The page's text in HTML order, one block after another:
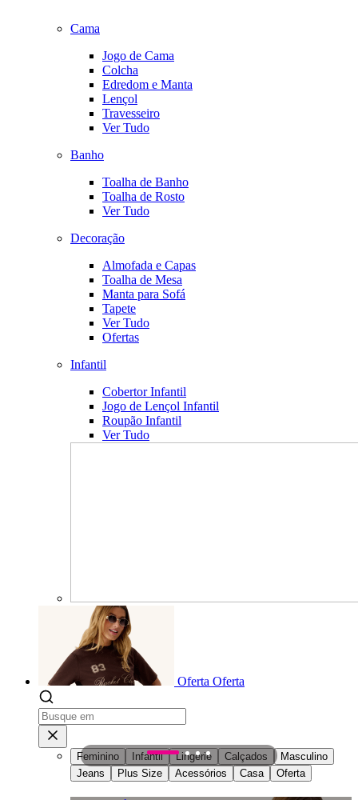
Cama
Jogo de Cama
Colcha
Edredom e Manta
Lençol
Travesseiro
Ver Tudo
Banho
Toalha de Banho
Toalha de Rosto
Ver Tudo
Decoração
Almofada e Capas
Toalha de Mesa
Manta para Sofá
Tapete
Ver Tudo
Ofertas
Infantil
Cobertor Infantil
Jogo de Lençol Infantil
Roupão Infantil
Ver Tudo
Oferta Oferta
Feminino Infantil Lingerie Calçados
Masculino
Jeans
Plus Size Acessórios Casa Oferta
1 2 3 4